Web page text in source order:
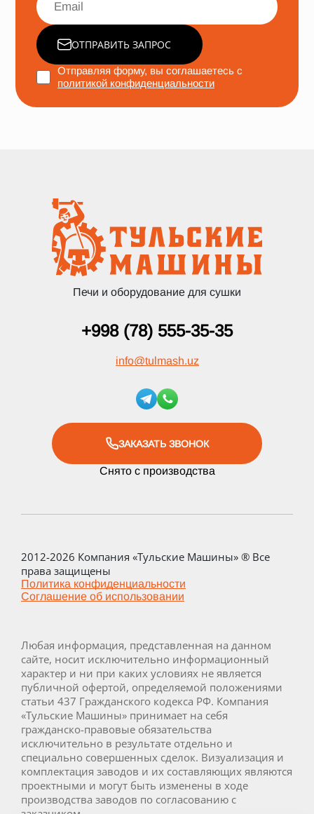
ОТПРАВИТЬ ЗАПРОС
Отправляя форму, вы соглашаетесь с
политикой конфиденциальности
Печи и оборудование для сушки
+998 (78) 555-35-35
info@tulmash.uz
ЗАКАЗАТЬ ЗВОНОК
Снято с производства
2012-2026 Компания «Тульские Машины» ® Все
права защищены
Политика конфиденциальности
Соглашение об использовании
Любая информация, представленная на данном
сайте, носит исключительно информационный
характер и ни при каких условиях не является
публичной офертой, определяемой положениями
статьи 437 Гражданского кодекса РФ. Компания
«Тульские Машины» принимает на себя
гражданско-правовые обязательства
исключительно в результате отдельно и
специально совершенных сделок. Визуализация и
комплектация заводов и их составляющих являются
проектными и могут быть изменены в ходе
производства заводов по согласованию с